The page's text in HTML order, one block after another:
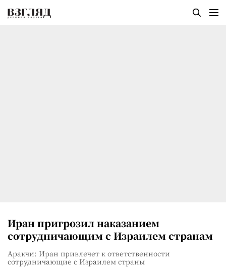
Иран пригрозил наказанием
сотрудничающим с Израилем странам
Аракчи: Иран привлечет к ответственности
сотрудничающие с Израилем страны